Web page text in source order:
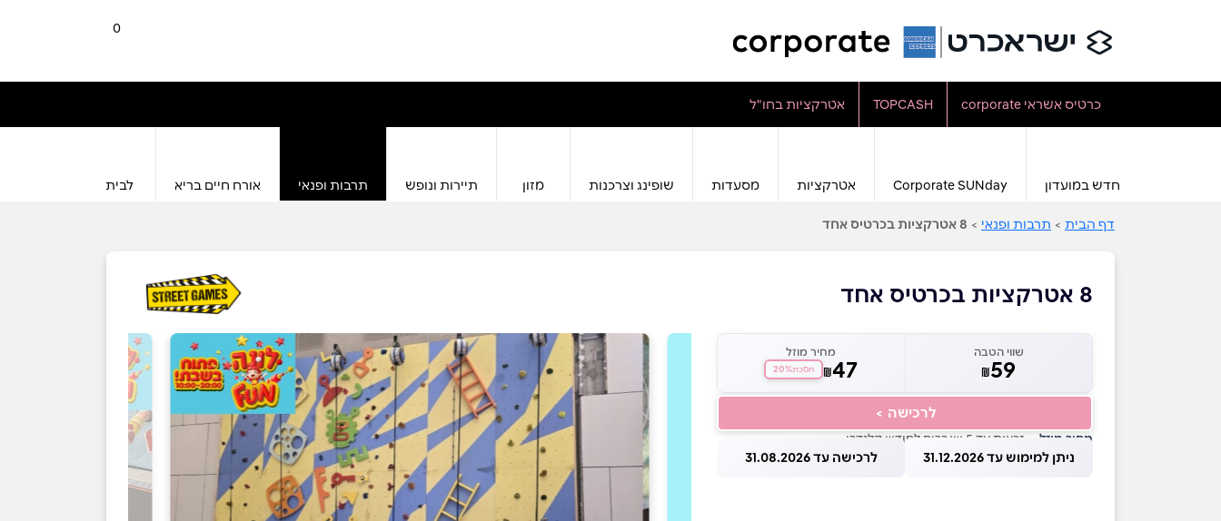
0
כרטיס אשראי corporate TOPCASH אטרקציות בחו"ל
חדש במועדון Corporate SUNday אטרקציות מסעדות שופינג וצרכנות מזון תיירות ונופש תרבות ופנאי אורח חיים בריא לבית
דף הבית > תרבות ופנאי > 8 אטרקציות בכרטיס אחד
8 אטרקציות בכרטיס אחד
שווי הטבה
₪59
מחיר מוזל
₪47 חסכת20%
לרכישה >
מחיר מוזל — זכאות עד 5 שוברים לחודש קלנדרי
ניתן למימוש עד 31.12.2026 לרכישה עד 31.08.2026